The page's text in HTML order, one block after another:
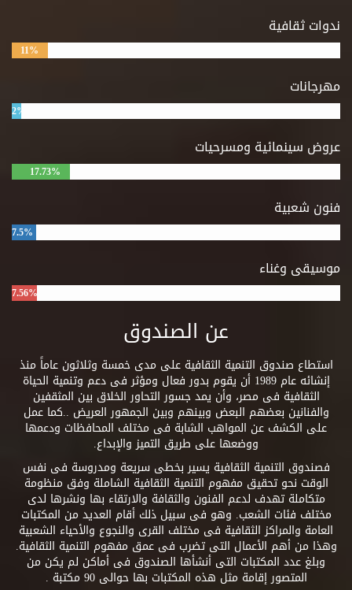
ندوات ثقافية
11%
مهرجانات
2%
عروض سينمائية ومسرحيات
17.73%
فنون شعبية
7.5%
موسيقى وغناء
7.56%
عن الصندوق
استطاع صندوق التنمية الثقافية على مدى خمسة وثلاثون عاماً منذ
إنشائه عام 1989 أن يقوم بدور فعال ومؤثر فى دعم وتنمية الحياة
الثقافية فى مصر، وأن يمد جسور التحاور الخلاق بين المثقفين
والفنانين بعضهم البعض وبينهم وبين الجمهور العريض ..كما عمل
على الكشف عن المواهب الشابة فى مختلف المحافظات ودعمها
ووضعها على طريق التميز والإبداع.
فصندوق التنمية الثقافية يسير بخطى سريعة ومدروسة فى نفس
الوقت نحو تحقيق مفهوم التنمية الثقافية الشاملة وفق منظومة
متكاملة تهدف لدعم الفنون والثقافة والارتقاء بها ونشرها لدى
مختلف فئات الشعب. وهو فى سبيل ذلك أقام العديد من المكتبات
العامة والمراكز الثقافية فى مختلف القرى والنجوع والأحياء الشعبية
وهذا من أهم الأعمال التى تضرب فى عمق مفهوم التنمية الثقافية.
وبلغ عدد المكتبات التى أنشأها الصندوق فى أماكن لم يكن من
المتصور إقامة مثل هذه المكتبات بها حوالى 90 مكتبة .